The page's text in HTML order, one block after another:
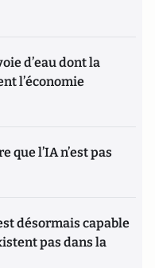
d’eau dont la
l’économie
que l’IA n’est pas
désormais capable
pas dans la